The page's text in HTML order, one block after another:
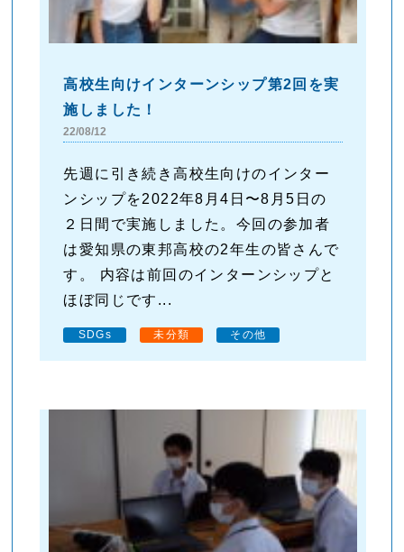
高校生向けインターンシップ第2回を実
施しました！
22/08/12
先週に引き続き高校生向けのインター
ンシップを2022年8月4日〜8月5日の
２日間で実施しました。今回の参加者
は愛知県の東邦高校の2年生の皆さんで
す。 内容は前回のインターンシップと
ほぼ同じです...
SDGs 未分類 その他